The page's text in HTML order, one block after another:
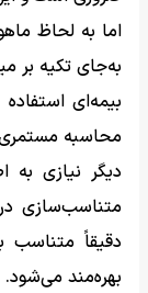
اما به لحاظ
به‌جای تکیه بر
بیمه‌ای
محاسبه مستمری
دیگر نیازی به
متناسب‌سازی
دقیقاً متناسب
بهره‌مند می‌شود.